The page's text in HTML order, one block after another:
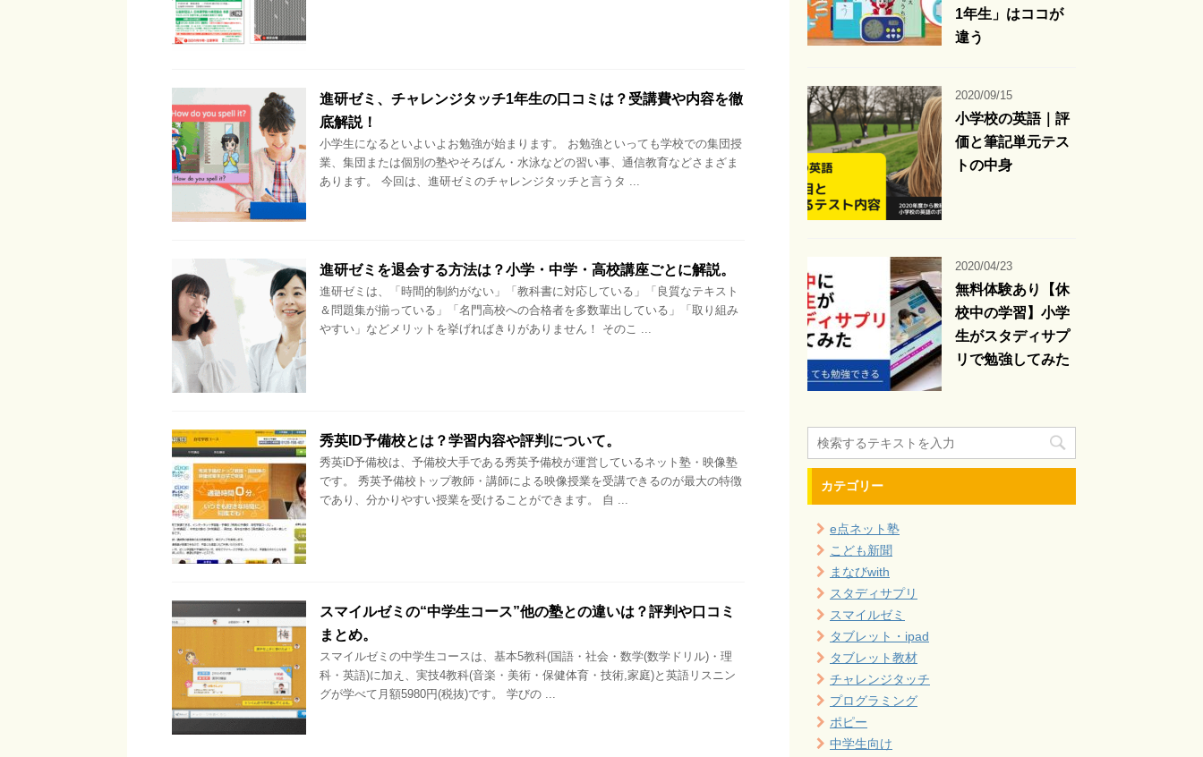
進研ゼミ、チャレンジタッチ1年生の口コミは？受講費や内容を徹
底解説！
小学生になるといよいよお勉強が始まります。 お勉強といっても学校での集団授
業、集団または個別の塾やそろばん・水泳などの習い事、通信教育などさまざま
あります。 今回は、進研ゼミのチャレンジタッチと言うタ ...
進研ゼミを退会する方法は？小学・中学・高校講座ごとに解説。
進研ゼミは、「時間的制約がない」「教科書に対応している」「良質なテキスト
＆問題集が揃っている」「名門高校への合格者を多数輩出している」「取り組み
やすい」などメリットを挙げればきりがありません！ そのこ ...
秀英ID予備校とは？学習内容や評判について。
秀英iD予備校は、予備校大手である秀英予備校が運営しているネット塾・映像塾
です。 秀英予備校トップ教師・講師による映像授業を受講できるのが最大の特徴
であり、分かりやすい授業を受けることができます。 自 ...
スマイルゼミの“中学生コース”他の塾との違いは？評判や口コミ
まとめ。
スマイルゼミの中学生コースは、基本5教科(国語・社会・数学(数学ドリル)・理
科・英語)に加え、実技4教科(音楽・美術・保健体育・技術,家庭)と英語リスニン
グが学べて月額5980円(税抜)です。 学びの ...
1年生」はココが
違う
2020/09/15
小学校の英語｜評
価と筆記単元テス
トの中身
2020/04/23
無料体験あり【休
校中の学習】小学
生がスタディサプ
リで勉強してみた
カテゴリー
e点ネット塾
こども新聞
まなびwith
スタディサプリ
スマイルゼミ
タブレット・ipad
タブレット教材
チャレンジタッチ
プログラミング
ポピー
中学生向け